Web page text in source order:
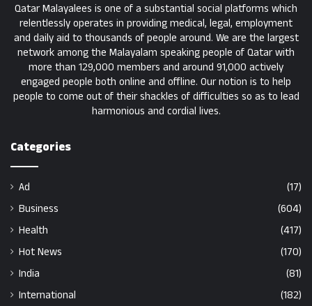
Qatar Malayalees is one of a substantial social platforms which
relentlessly operates in providing medical, legal, employment
and daily aid to thousands of people around. We are the largest
network among the Malayalam speaking people of Qatar with
more than 129,000 members and around 91,000 actively
engaged people both online and offline. Our notion is to help
people to come out of their shackles of difficulties so as to lead
harmonious and cordial lives.
Categories
Ad
(17)
Business
(604)
Health
(417)
Hot News
(170)
India
(81)
International
(182)